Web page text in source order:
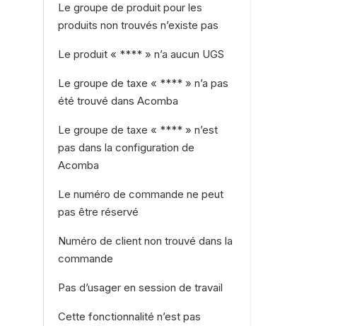
Le groupe de produit pour les
produits non trouvés n’existe pas
Le produit « **** » n’a aucun UGS
Le groupe de taxe « **** » n’a pas
été trouvé dans Acomba
Le groupe de taxe « **** » n’est
pas dans la configuration de
Acomba
Le numéro de commande ne peut
pas être réservé
Numéro de client non trouvé dans la
commande
Pas d’usager en session de travail
Cette fonctionnalité n’est pas